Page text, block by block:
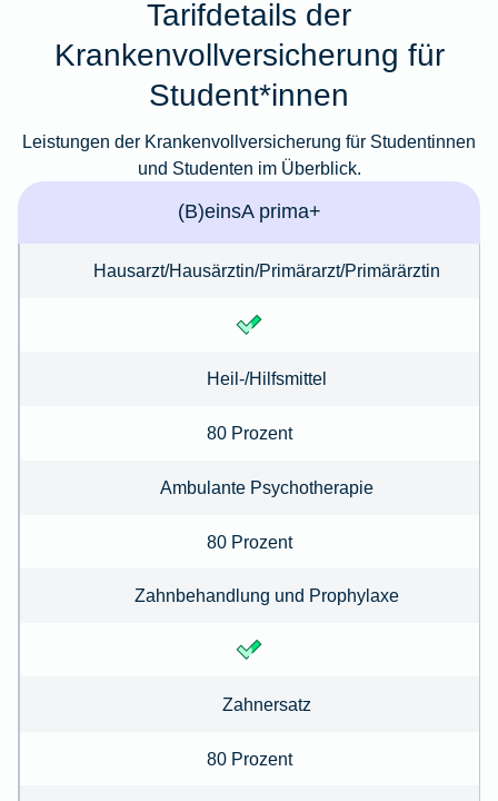
Tarifdetails der
Krankenvollversicherung für
Student*innen
Leistungen der Krankenvollversicherung für Studentinnen
und Studenten im Überblick.
(B)einsA prima+
Hausarzt/Hausärztin/Primärarzt/Primärärztin
Heil-/Hilfsmittel
80 Prozent
Ambulante Psychotherapie
80 Prozent
Zahnbehandlung und Prophylaxe
Zahnersatz
80 Prozent